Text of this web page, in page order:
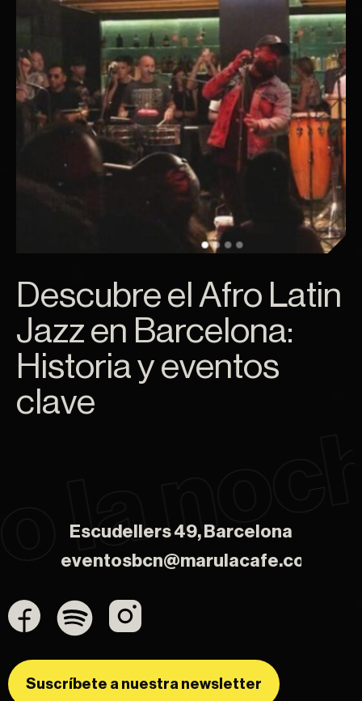
Descubre el Afro Latin
Jazz en Barcelona:
Historia y eventos
clave
Escudellers 49, Barcelona
eventosbcn@marulacafe.com
eventosbcn@marulacafe.com
Suscríbete a nuestra newsletter